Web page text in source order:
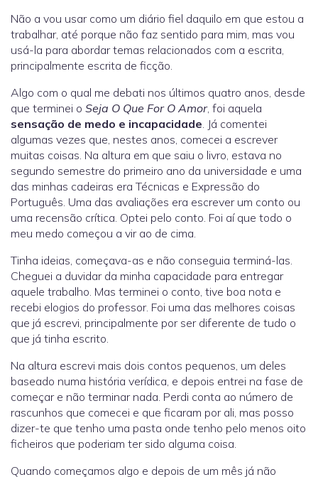
Não a vou usar como um diário fiel daquilo em que estou a
trabalhar, até porque não faz sentido para mim, mas vou
usá-la para abordar temas relacionados com a escrita,
principalmente escrita de ficção.
Algo com o qual me debati nos últimos quatro anos, desde
que terminei o Seja O Que For O Amor, foi aquela
sensação de medo e incapacidade. Já comentei
algumas vezes que, nestes anos, comecei a escrever
muitas coisas. Na altura em que saiu o livro, estava no
segundo semestre do primeiro ano da universidade e uma
das minhas cadeiras era Técnicas e Expressão do
Português. Uma das avaliações era escrever um conto ou
uma recensão crítica. Optei pelo conto. Foi aí que todo o
meu medo começou a vir ao de cima.
Tinha ideias, começava-as e não conseguia terminá-las.
Cheguei a duvidar da minha capacidade para entregar
aquele trabalho. Mas terminei o conto, tive boa nota e
recebi elogios do professor. Foi uma das melhores coisas
que já escrevi, principalmente por ser diferente de tudo o
que já tinha escrito.
Na altura escrevi mais dois contos pequenos, um deles
baseado numa história verídica, e depois entrei na fase de
começar e não terminar nada. Perdi conta ao número de
rascunhos que comecei e que ficaram por ali, mas posso
dizer-te que tenho uma pasta onde tenho pelo menos oito
ficheiros que poderiam ter sido alguma coisa.
Quando começamos algo e depois de um mês já não